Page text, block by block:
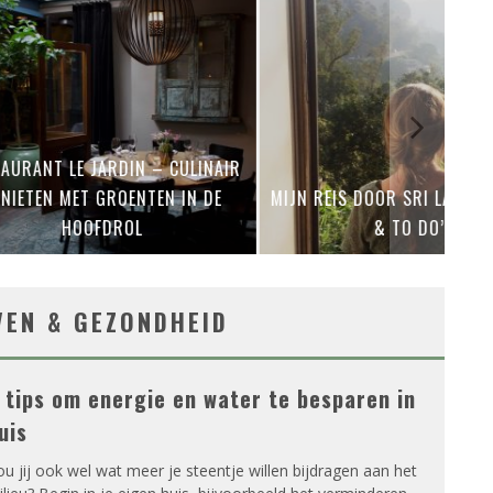
LE JARDIN – CULINAIR
MET GROENTEN IN DE
HOOFDROL
MIJN REIS DOOR SRI LANKA –
& TO DO’S
& GEZONDHEID
tips om energie en water te besparen in
jij ook wel wat meer je steentje willen bijdragen aan het